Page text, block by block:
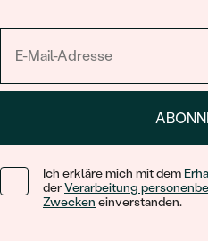
Wave
Ich erkläre mich mit dem
derVerarbeitung
Zwecken einverstanden.